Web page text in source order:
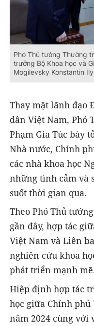
Phó Thủ tướng Thường
trưởng Bộ Khoa học và
Mogilevsky Konstantin
Thay mặt lãnh đạo
dân Việt Nam, Phó
Phạm Gia Túc bày
Nhà nước, Chính
các nhà khoa học
những tình cảm và
suốt thời gian qua.
Theo Phó Thủ
gần đây, hợp tác
Việt Nam và Liên
nghiên cứu khoa
phát triển mạnh
Hiệp định hợp tác
học giữa Chính phủ
năm 2024 cùng với